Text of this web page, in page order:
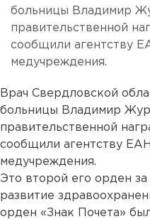
больницы Владимир
правительственной
сообщили агентству
медучреждения.
Врач Свердловской
больницы Владимир
правительственной
сообщили агентству
медучреждения.
Это второй его орден
развитие
орден «Знак Почета»